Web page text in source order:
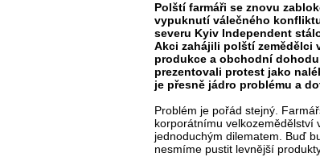
Polští farmáři se znovu
vypuknutí válečného
severu Kyiv Independent
Akci zahájili polští zemědělci
produkce a obchodní
prezentovali protest jako
je přesně jádro problému a
Problém je pořád stejný.
korporátnímu velkozemědělství
jednoduchým dilematem. Buď
nesmíme pustit levnější